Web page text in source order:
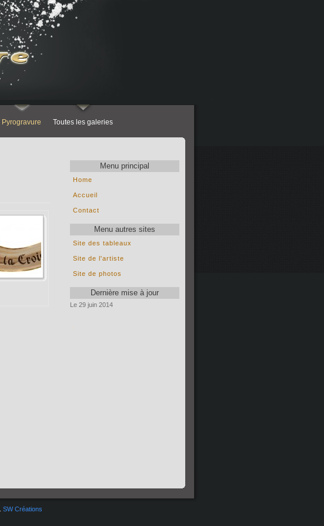
Pyrogravure Toutes les galeries
Menu principal
Home
Accueil
Contact
Menu autres sites
Site des tableaux
Site de l'artiste
Site de photos
Dernière mise à jour
Le 29 juin 2014
SW Créations